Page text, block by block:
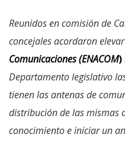
Reunidos en comisión de
concejales acordaron
Comunicaciones (ENACOM)
Departamento legislativo
tienen las antenas de
distribución de las mismas
conocimiento e iniciar un